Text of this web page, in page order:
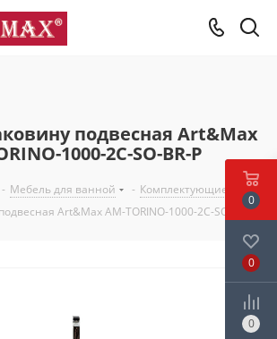
подвесная Art&Max
1000-2C-SO-BR-P
- Мебель для ванной - Комплектующие
-
Art&Max AM-TORINO-1000-2C-SO-BR-P
0
0
0